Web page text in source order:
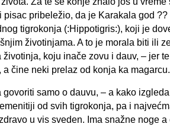
pisac pribeležio, da je Karakala god ??
tigrokonja (:Hippotigris:), koji je
životinjama. A to je morala biti ili
koju inače zovu i dauv, – jer
čine neki prelaz od konja ka magarcu.
govoriti samo o dauvu, – a kako
od svih tigrokonja, pa i
u vis sveden. Ima snažne noge